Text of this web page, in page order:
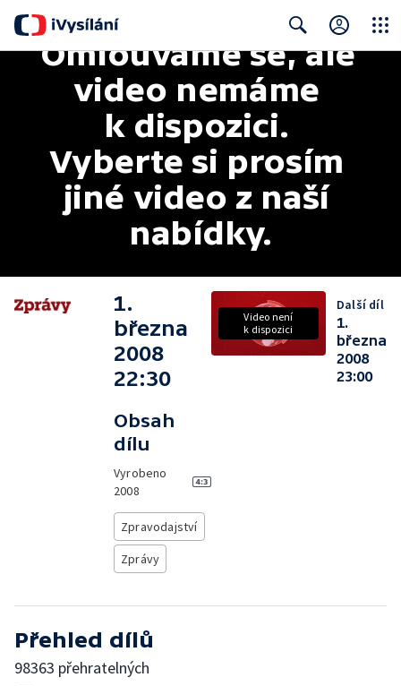
Search
Omlouváme se, ale
video nemáme
k dispozici.
Vyberte si prosím
jiné video z naší
nabídky.
1.
března
2008
22:30
Obsah
dílu
Vyrobeno
2008
Zpravodajství
Zprávy
Video není
k dispozici
Další díl
1.
března
2008
23:00
Přehled dílů
98363 přehratelných